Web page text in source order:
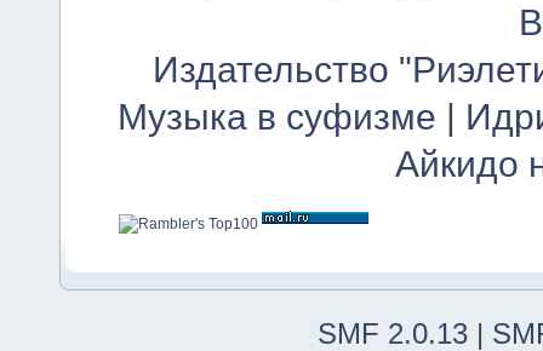
Издательство
Музыка в суфизме |
Айкидо
SMF 2.0.13 |